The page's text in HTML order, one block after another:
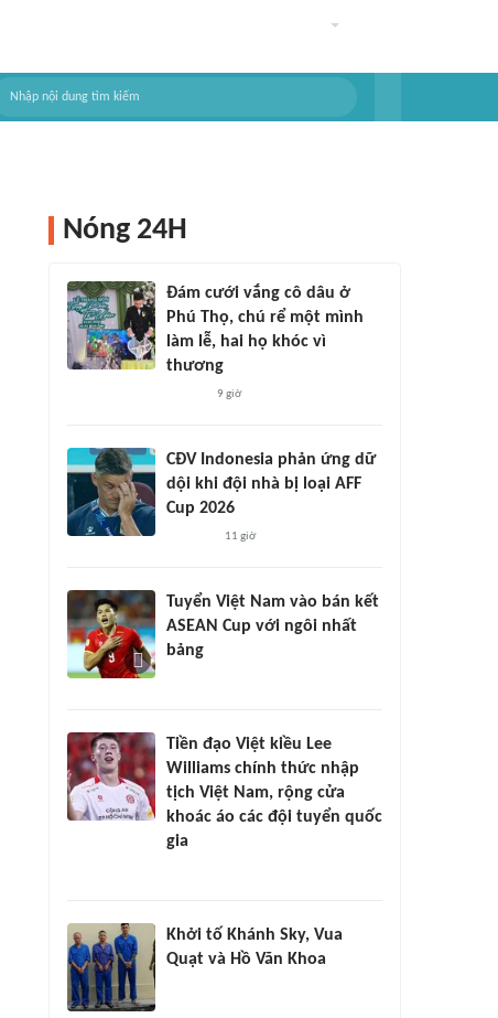
Nóng 24H
Đám cưới vắng cô dâu ở
Phú Thọ, chú rể một mình
làm lễ, hai họ khóc vì
thương
9 giờ
CĐV Indonesia phản ứng dữ
dội khi đội nhà bị loại AFF
Cup 2026
11 giờ
Tuyển Việt Nam vào bán kết
ASEAN Cup với ngôi nhất
bảng
Tiền đạo Việt kiều Lee
Williams chính thức nhập
tịch Việt Nam, rộng cửa
khoác áo các đội tuyển quốc
gia
Khởi tố Khánh Sky, Vua
Quạt và Hồ Văn Khoa